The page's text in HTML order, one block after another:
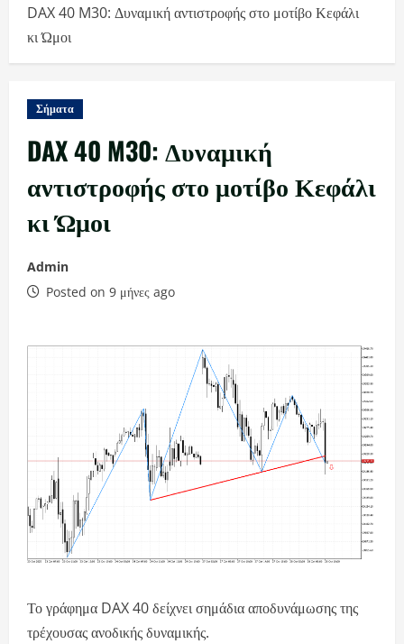
DAX 40 M30: Δυναμική αντιστροφής στο μοτίβο Κεφάλι
κι Ώμοι
Σήματα
DAX 40 M30: Δυναμική
αντιστροφής στο μοτίβο Κεφάλι
κι Ώμοι
Admin
Posted on 9 μήνες ago
Το γράφημα DAX 40 δείχνει σημάδια αποδυνάμωσης της
τρέχουσας ανοδικής δυναμικής.